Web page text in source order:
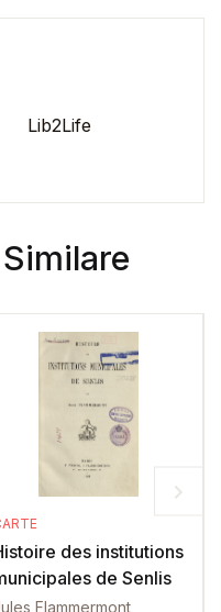
Lib2Life
des institutions
de Senlis
Flammermont